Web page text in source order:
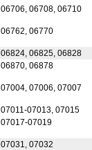
06706, 06708, 06710
06762, 06770
06824, 06825, 06828
06870, 06878
07004, 07006, 07007
07011-07013, 07015
07017-07019
07031, 07032